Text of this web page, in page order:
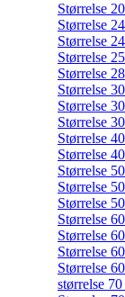
Størrelse
Størrelse
Størrelse
Størrelse
Størrelse
Størrelse
Størrelse
Størrelse
Størrelse
Størrelse
Størrelse
Størrelse
Størrelse
Størrelse
Størrelse
Størrelse
Størrelse
størrelse